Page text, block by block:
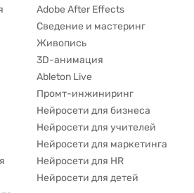
Adobe After Effects
Сведение и мастеринг
Живопись
3D-анимация
Ableton Live
Промт-инжиниринг
Нейросети для бизнеса
Нейросети для учителей
Нейросети для маркетинга
Нейросети для HR
Нейросети для детей